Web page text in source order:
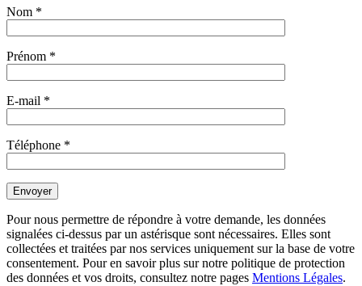
Nom *
Prénom *
E-mail *
Téléphone *
Pour nous permettre de répondre à votre demande, les données
signalées ci-dessus par un astérisque sont nécessaires. Elles sont
collectées et traitées par nos services uniquement sur la base de votre
consentement. Pour en savoir plus sur notre politique de protection
des données et vos droits, consultez notre pages Mentions Légales.